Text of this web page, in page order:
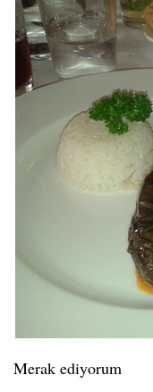
Merak ediyorum